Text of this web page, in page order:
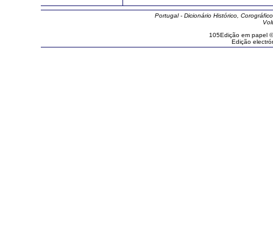
Portugal - Dicionário Histórico,
105Edição em papel
Edição